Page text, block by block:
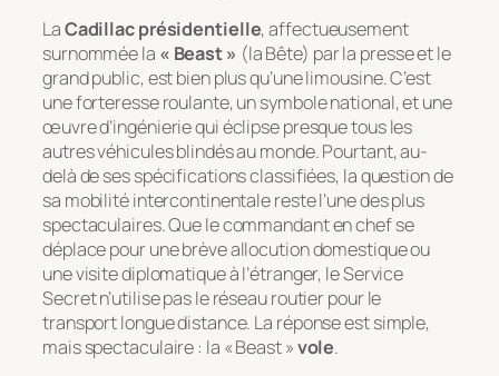
LaCadillac présidentielle, affectueusement
surnommée la « Beast » (la Bête) par la presse et le
grand public, est bien plus qu’une limousine. C’est
une forteresse roulante, un symbole national, et une
œuvre d’ingénierie qui éclipse presque tous les
autres véhicules blindés au monde. Pourtant, au-
delà de ses spécifications classifiées, la question de
sa mobilité intercontinentale reste l’une des plus
spectaculaires. Que le commandant en chef se
déplace pour une brève allocution domestique ou
une visite diplomatique à l’étranger, le Service
Secret n’utilise pas le réseau routier pour le
transport longue distance. La réponse est simple,
mais spectaculaire : la « Beast »vole.